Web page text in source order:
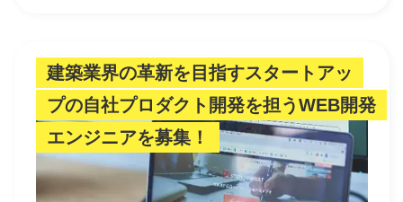
建築業界の革新を目指すスタートアッ
プの自社プロダクト開発を担うWEB開発
エンジニアを募集！